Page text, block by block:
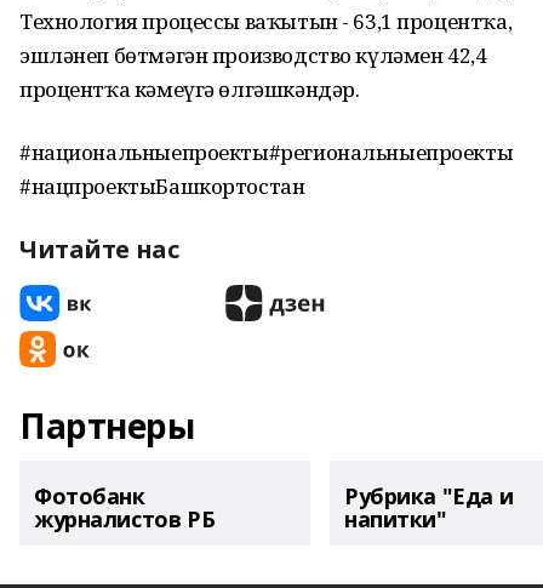
Технология процессы ваҡытын - 63,1 процентҡа,
эшләнеп бөтмәгән производство күләмен 42,4
процентҡа кәмеүгә өлгәшкәндәр.
#национальныепроекты#региональныепроекты
#нацпроектыБашкортостан
Читайте нас
Партнеры
Фотобанк
журналистов РБ
Рубрика "Еда и
напитки"